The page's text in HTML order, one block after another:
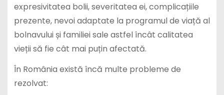
expresivitatea bolii, severitatea ei, complicațiile
prezente, nevoi adaptate la programul de viață al
bolnavului și familiei sale astfel încât calitatea
vieții să fie cât mai puțin afectată.
În România există încă multe probleme de
rezolvat: